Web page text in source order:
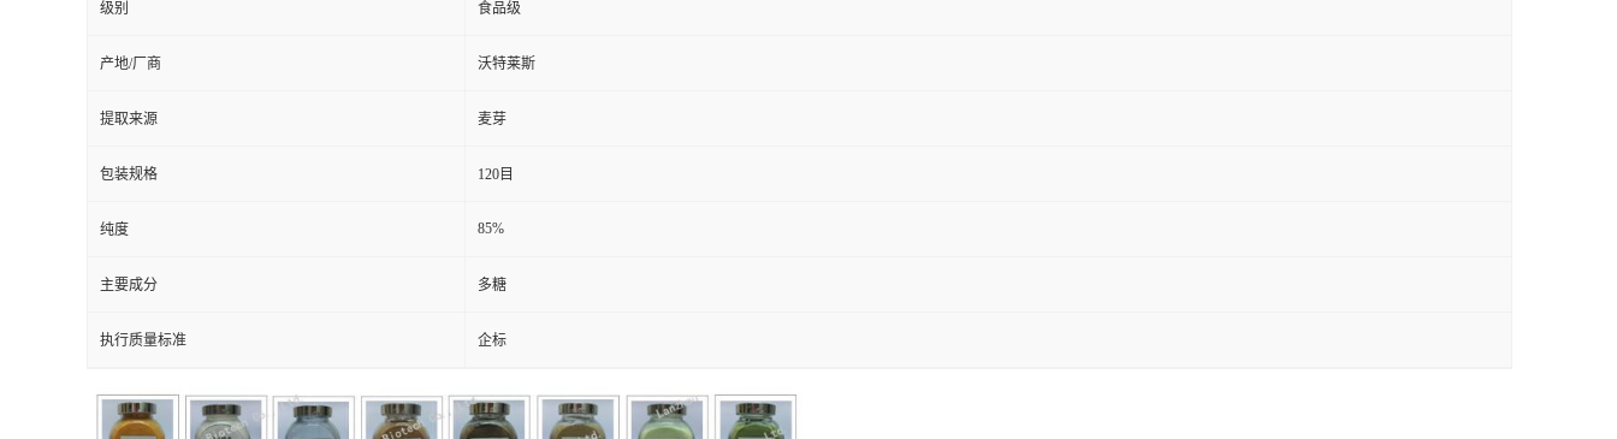
级别 食品级
产地/厂商 沃特莱斯
提取来源 麦芽
包装规格 120目
纯度 85%
主要成分 多糖
执行质量标准 企标